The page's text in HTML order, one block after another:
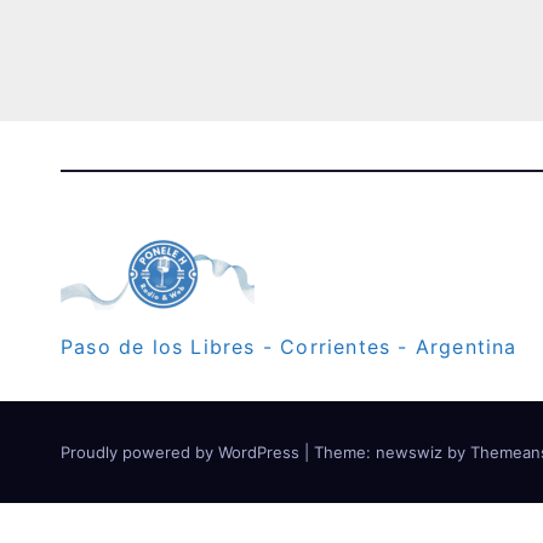
Paso de los Libres - Corrientes - Argentina
Proudly powered by WordPress Theme: newswiz by